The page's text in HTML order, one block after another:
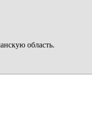
область.